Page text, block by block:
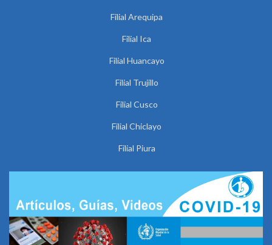
Filial Arequipa
Filial Ica
Filial Huancayo
Filial Trujillo
Filial Cusco
Filial Chiclayo
Filial Piura